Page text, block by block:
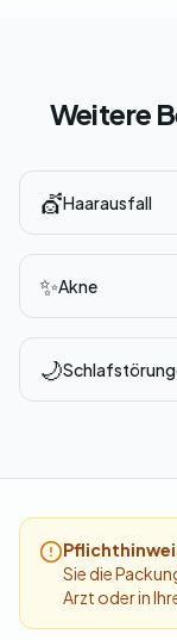
Weitere
💇Haarausfall
✨Akne
🌙
Sie die
Arzt oder in